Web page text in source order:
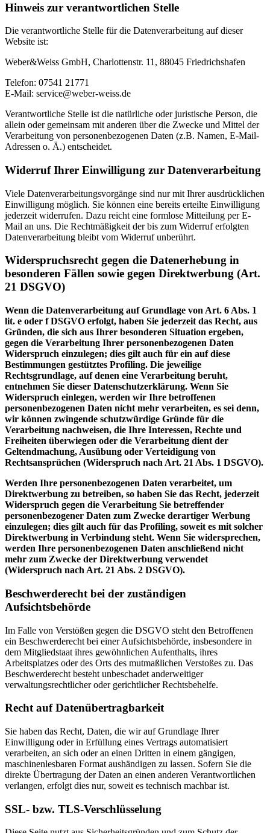
Hinweis zur verantwortlichen Stelle
Die verantwortliche Stelle für die Datenverarbeitung auf dieser
Website ist:
Weber&Weiss GmbH, Charlottenstr. 11, 88045 Friedrichshafen
Telefon: 07541 21771
E-Mail: service@weber-weiss.de
Verantwortliche Stelle ist die natürliche oder juristische Person, die
allein oder gemeinsam mit anderen über die Zwecke und Mittel der
Verarbeitung von personenbezogenen Daten (z.B. Namen, E-Mail-
Adressen o. Ä.) entscheidet.
Widerruf Ihrer Einwilligung zur Datenverarbeitung
Viele Datenverarbeitungsvorgänge sind nur mit Ihrer ausdrücklichen
Einwilligung möglich. Sie können eine bereits erteilte Einwilligung
jederzeit widerrufen. Dazu reicht eine formlose Mitteilung per E-
Mail an uns. Die Rechtmäßigkeit der bis zum Widerruf erfolgten
Datenverarbeitung bleibt vom Widerruf unberührt.
Widerspruchsrecht gegen die Datenerhebung in
besonderen Fällen sowie gegen Direktwerbung (Art.
21 DSGVO)
Wenn die Datenverarbeitung auf Grundlage von Art. 6 Abs. 1
lit. e oder f DSGVO erfolgt, haben Sie jederzeit das Recht, aus
Gründen, die sich aus Ihrer besonderen Situation ergeben,
gegen die Verarbeitung Ihrer personenbezogenen Daten
Widerspruch einzulegen; dies gilt auch für ein auf diese
Bestimmungen gestütztes Profiling. Die jeweilige
Rechtsgrundlage, auf denen eine Verarbeitung beruht,
entnehmen Sie dieser Datenschutzerklärung. Wenn Sie
Widerspruch einlegen, werden wir Ihre betroffenen
personenbezogenen Daten nicht mehr verarbeiten, es sei denn,
wir können zwingende schutzwürdige Gründe für die
Verarbeitung nachweisen, die Ihre Interessen, Rechte und
Freiheiten überwiegen oder die Verarbeitung dient der
Geltendmachung, Ausübung oder Verteidigung von
Rechtsansprüchen (Widerspruch nach Art. 21 Abs. 1 DSGVO).
Werden Ihre personenbezogenen Daten verarbeitet, um
Direktwerbung zu betreiben, so haben Sie das Recht, jederzeit
Widerspruch gegen die Verarbeitung Sie betreffender
personenbezogener Daten zum Zwecke derartiger Werbung
einzulegen; dies gilt auch für das Profiling, soweit es mit solcher
Direktwerbung in Verbindung steht. Wenn Sie widersprechen,
werden Ihre personenbezogenen Daten anschließend nicht
mehr zum Zwecke der Direktwerbung verwendet
(Widerspruch nach Art. 21 Abs. 2 DSGVO).
Beschwerderecht bei der zuständigen
Aufsichtsbehörde
Im Falle von Verstößen gegen die DSGVO steht den Betroffenen
ein Beschwerderecht bei einer Aufsichtsbehörde, insbesondere in
dem Mitgliedstaat ihres gewöhnlichen Aufenthalts, ihres
Arbeitsplatzes oder des Orts des mutmaßlichen Verstoßes zu. Das
Beschwerderecht besteht unbeschadet anderweitiger
verwaltungsrechtlicher oder gerichtlicher Rechtsbehelfe.
Recht auf Datenübertragbarkeit
Sie haben das Recht, Daten, die wir auf Grundlage Ihrer
Einwilligung oder in Erfüllung eines Vertrags automatisiert
verarbeiten, an sich oder an einen Dritten in einem gängigen,
maschinenlesbaren Format aushändigen zu lassen. Sofern Sie die
direkte Übertragung der Daten an einen anderen Verantwortlichen
verlangen, erfolgt dies nur, soweit es technisch machbar ist.
SSL- bzw. TLS-Verschlüsselung